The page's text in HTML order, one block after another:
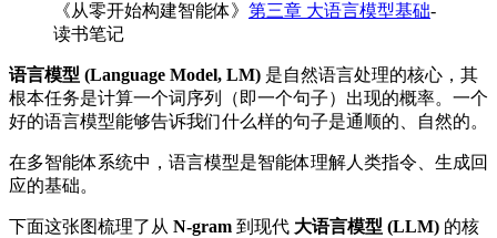
《从零开始构建智能体》 第三章 大语言模型基础-
读书笔记
语言模型 (Language Model, LM) 是自然语言处理的核心，其
根本任务是计算一个词序列（即一个句子）出现的概率。一个
好的语言模型能够告诉我们什么样的句子是通顺的、自然的。
在多智能体系统中，语言模型是智能体理解人类指令、生成回
应的基础。
下面这张图梳理了从 N-gram 到现代 大语言模型 (LLM) 的核